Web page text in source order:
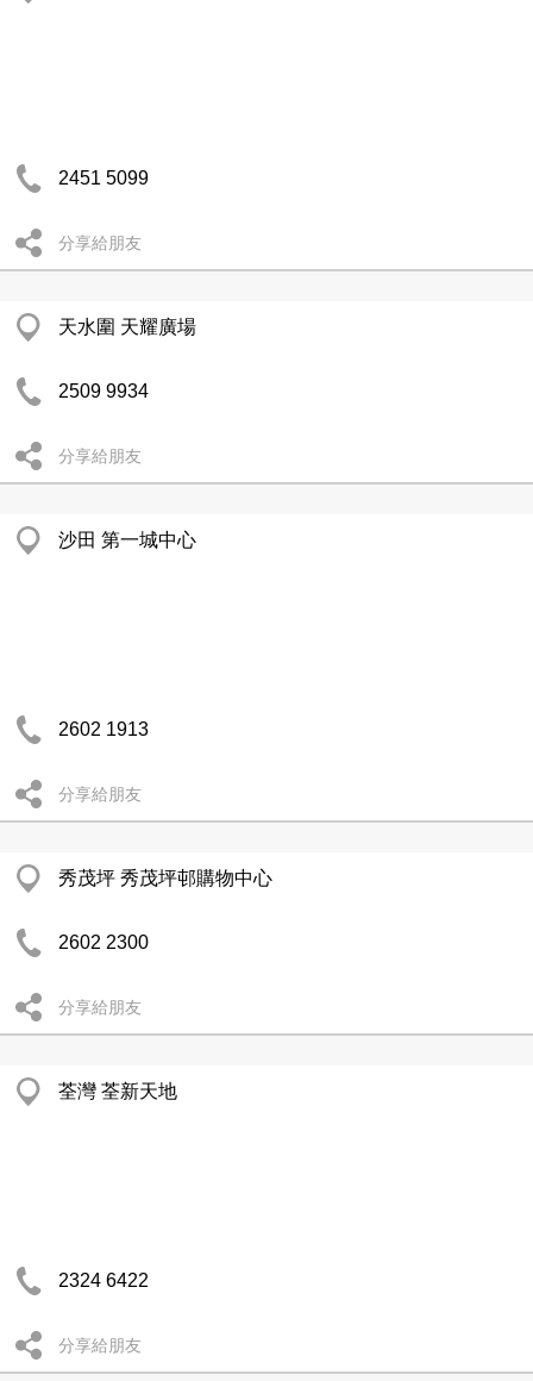
2451 5099
分享給朋友
天水圍 天耀廣場
2509 9934
分享給朋友
沙田 第一城中心
2602 1913
分享給朋友
秀茂坪 秀茂坪邨購物中心
2602 2300
分享給朋友
荃灣 荃新天地
2324 6422
分享給朋友